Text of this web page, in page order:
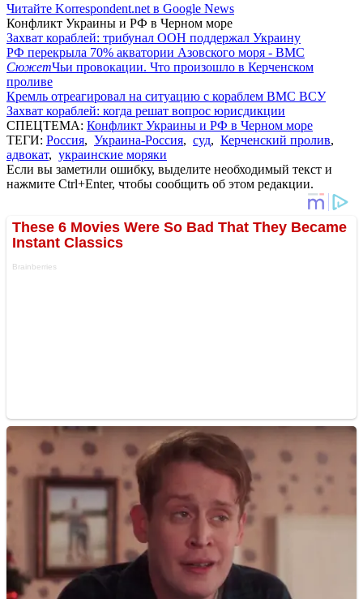
Читайте Korrespondent.net в Google News
Конфликт Украины и РФ в Черном море
Захват кораблей: трибунал ООН поддержал Украину
РФ перекрыла 70% акватории Азовского моря - ВМС
СюжетЧьи провокации. Что произошло в Керченском
проливе
Кремль отреагировал на ситуацию с кораблем ВМС ВСУ
Захват кораблей: когда решат вопрос юрисдикции
СПЕЦТЕМА: Конфликт Украины и РФ в Черном море
ТЕГИ: Россия, Украина-Россия, суд, Керченский пролив,
адвокат, украинские моряки
Если вы заметили ошибку, выделите необходимый текст и
нажмите Ctrl+Enter, чтобы сообщить об этом редакции.